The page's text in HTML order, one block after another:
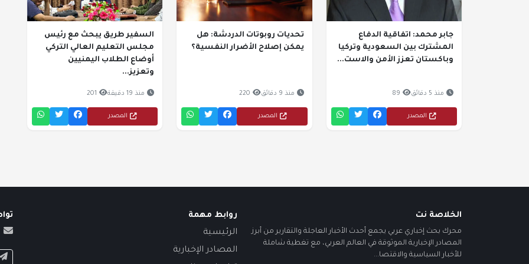
جابر محمد: اتفاقية الدفاع
المشترك بين السعودية وتركيا
وباكستان تعزز الأمن والاست...
منذ 5 دقائق 89
المصدر
تحديات روبوتات الدردشة: هل
يمكن إصلاح الأضرار النفسية؟
منذ 9 دقائق 220
المصدر
السفير طريق يبحث مع رئيس
مجلس التعليم العالي التركي
أوضاع الطلاب اليمنيين
وتعزيز...
منذ 19 دقيقة 201
المصدر
الخلاصة نت
محرك بحث إخباري عربي يجمع أحدث الأخبار العاجلة والتقارير من أبرز
المصادر الإخبارية الموثوقة في العالم العربي، مع تغطية شاملة
للأخبار السياسية والاقتصا...
روابط مهمة
الرئيسية
المصادر الإخبارية